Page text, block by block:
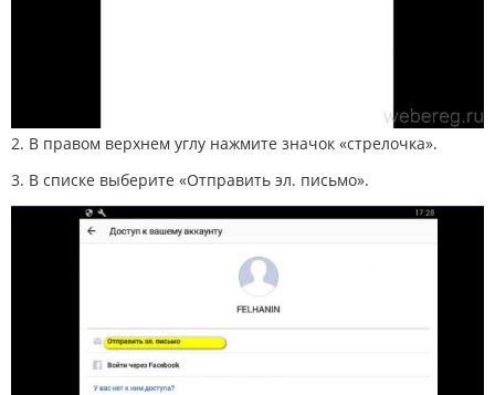
2. В правом верхнем углу нажмите значок «стрелочка».
3. В списке выберите «Отправить эл. письмо».